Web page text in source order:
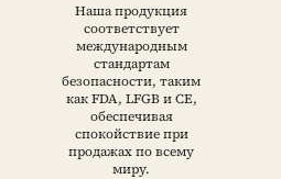
Наша продукция
соответствует
международным
стандартам
безопасности, таким
как FDA, LFGB и CE,
обеспечивая
спокойствие при
продажах по всему
миру.